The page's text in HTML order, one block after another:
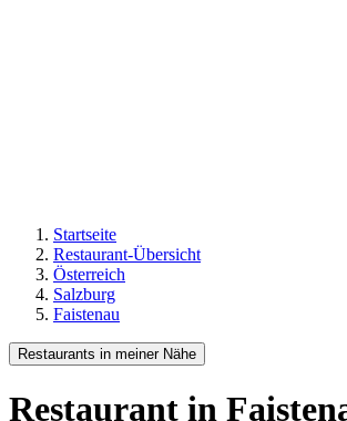
Startseite
Restaurant-Übersicht
Österreich
Salzburg
Faistenau
Restaurants in meiner Nähe
Restaurant in